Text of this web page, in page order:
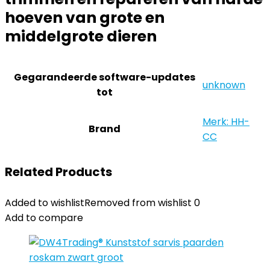
hoeven van grote en
middelgrote dieren
Gegarandeerde software-updates
tot
‎unknown
Brand
Merk: HH-
CC
Related Products
Added to wishlistRemoved from wishlist 0
Add to compare